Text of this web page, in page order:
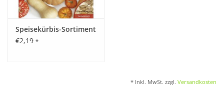
Speisekürbis-Sortiment
€2,19 *
* Inkl. MwSt. zzgl. Versandkosten